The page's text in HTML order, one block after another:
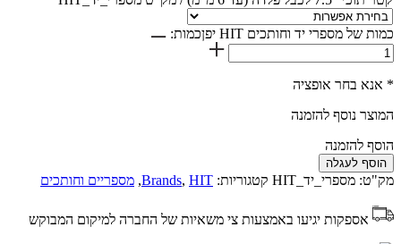
כמות של מספרי יד וחותכים HIT יפן כמות:
* אנא בחר אופציה
המוצר נוסף להזמנה
הוסף להזמנה
הוסף לעגלה
מק"ט: מספרי_יד_HIT קטגוריות: Brands, HIT
, מספריים וחותכים
אספקות יגיעו באמצעות צי משאיות של החברה למיקום המבוקש